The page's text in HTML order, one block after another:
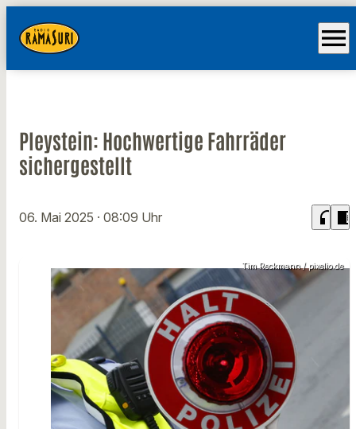
menu
Pleystein: Hochwertige Fahrräder
sichergestellt
06. Mai 2025 · 08:09 Uhr headphones chrome_reader_mode
Tim Reckmann / pixelio.de